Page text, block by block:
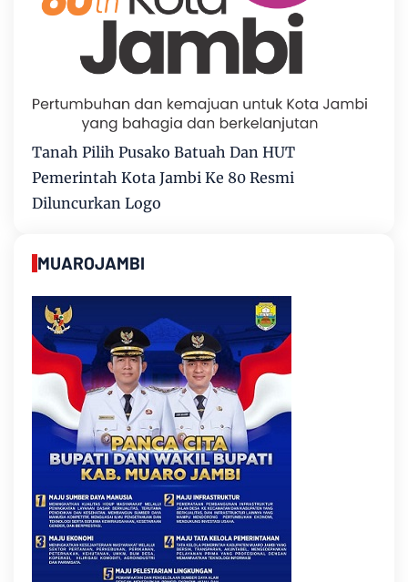
Tanah Pilih Pusako Batuah Dan HUT
Pemerintah Kota Jambi Ke 80 Resmi
Diluncurkan Logo
MUAROJAMBI